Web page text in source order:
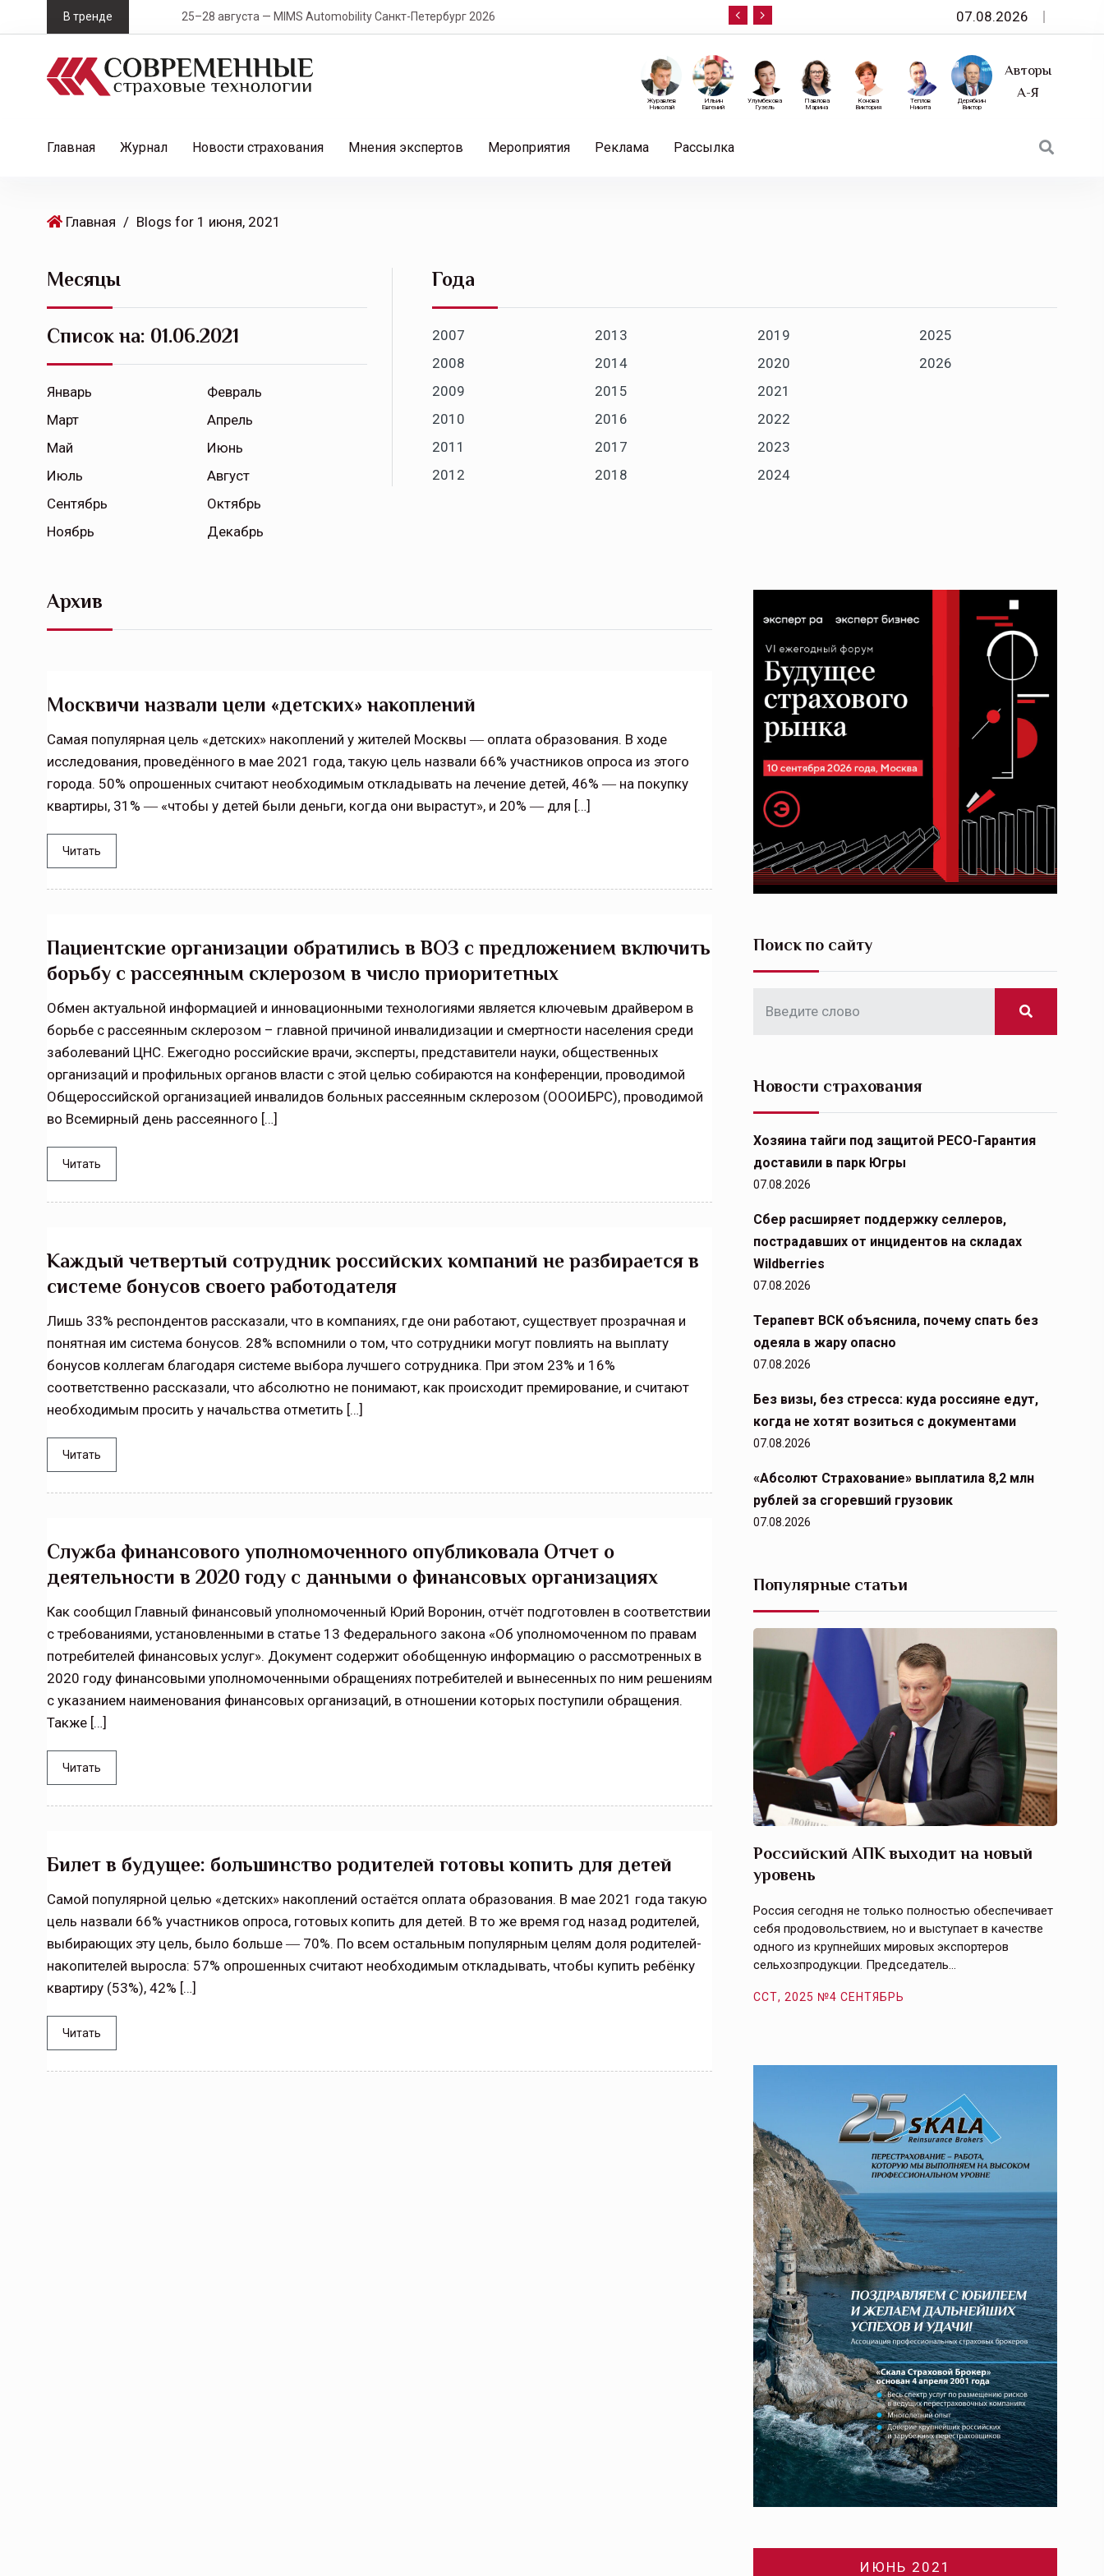
k
В тренде 25–28 августа — MIMS Automobility Санкт-Петербург 2026 10 сентября — «Эксперт РА» приглашает на
07.08.2026
Авторы
А-Я
Дерябкин
Виктор
Теплов
Никита
Конова
Виктория
Павлова
Марина
Улумбекова
Гузель
Ильин
Евгений
Журавлев
Николай
Главная Журнал Новости страхования Мнения экспертов Мероприятия Реклама Рассылка
Главная / Blogs for 1 июня, 2021
Месяцы
Список на: 01.06.2021
Январь
Февраль
Март
Апрель
Май
Июнь
Июль
Август
Сентябрь
Октябрь
Ноябрь
Декабрь
Года
2007
2008
2009
2010
2011
2012
2013
2014
2015
2016
2017
2018
2019
2020
2021
2022
2023
2024
2025
2026
Архив
Москвичи назвали цели «детских» накоплений
Самая популярная цель «детских» накоплений у жителей Москвы ― оплата образования. В ходе
исследования, проведённого в мае 2021 года, такую цель назвали 66% участников опроса из этого
города. 50% опрошенных считают необходимым откладывать на лечение детей, 46% ― на покупку
квартиры, 31% ― «чтобы у детей были деньги, когда они вырастут», и 20% ― для […]
Читать
Пациентские организации обратились в ВОЗ с предложением включить
борьбу с рассеянным склерозом в число приоритетных
Обмен актуальной информацией и инновационными технологиями является ключевым драйвером в
борьбе с рассеянным склерозом – главной причиной инвалидизации и смертности населения среди
заболеваний ЦНС. Ежегодно российские врачи, эксперты, представители науки, общественных
организаций и профильных органов власти с этой целью собираются на конференции, проводимой
Общероссийской организацией инвалидов больных рассеянным склерозом (ОООИБРС), проводимой
во Всемирный день рассеянного […]
Читать
Каждый четвертый сотрудник российских компаний не разбирается в
системе бонусов своего работодателя
Лишь 33% респондентов рассказали, что в компаниях, где они работают, существует прозрачная и
понятная им система бонусов. 28% вспомнили о том, что сотрудники могут повлиять на выплату
бонусов коллегам благодаря системе выбора лучшего сотрудника. При этом 23% и 16%
соответственно рассказали, что абсолютно не понимают, как происходит премирование, и считают
необходимым просить у начальства отметить […]
Читать
Служба финансового уполномоченного опубликовала Отчет о
деятельности в 2020 году с данными о финансовых организациях
Как сообщил Главный финансовый уполномоченный Юрий Воронин, отчёт подготовлен в соответствии
с требованиями, установленными в статье 13 Федерального закона «Об уполномоченном по правам
потребителей финансовых услуг». Документ содержит обобщенную информацию о рассмотренных в
2020 году финансовыми уполномоченными обращениях потребителей и вынесенных по ним решениям
с указанием наименования финансовых организаций, в отношении которых поступили обращения.
Также […]
Читать
Билет в будущее: большинство родителей готовы копить для детей
Самой популярной целью «детских» накоплений остаётся оплата образования. В мае 2021 года такую
цель назвали 66% участников опроса, готовых копить для детей. В то же время год назад родителей,
выбирающих эту цель, было больше ― 70%. По всем остальным популярным целям доля родителей-
накопителей выросла: 57% опрошенных считают необходимым откладывать, чтобы купить ребёнку
квартиру (53%), 42% […]
Читать
Поиск по сайту
Новости страхования
Хозяина тайги под защитой РЕСО-Гарантия
доставили в парк Югры
07.08.2026
Сбер расширяет поддержку селлеров,
пострадавших от инцидентов на складах
Wildberries
07.08.2026
Терапевт ВСК объяснила, почему спать без
одеяла в жару опасно
07.08.2026
Без визы, без стресса: куда россияне едут,
когда не хотят возиться с документами
07.08.2026
«Абсолют Страхование» выплатила 8,2 млн
рублей за сгоревший грузовик
07.08.2026
Популярные статьи
Тамбов — под страховой защитой
сельскохозяйственный регион с историческими
традициями выращивания агрокультур, но и зона
рискованного земледелия. Временно исполняющая
обязанности…
ССТ, 2025 №4 СЕНТЯБРЬ
рынка в России является одним из наиболее
прогрессивных в мире, однако в отдельных
областях требует точечной доработки…
ССТ, 2025 №4 СЕНТЯБРЬ
Российский АПК выходит на новый
уровень
Россия сегодня не только полностью обеспечивает
себя продовольствием, но и выступает в качестве
одного из крупнейших мировых экспортеров
сельхозпродукции. Председатель…
ССТ, 2025 №4 СЕНТЯБРЬ
ИЮНЬ 2021